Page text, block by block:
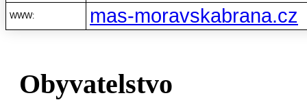
WWW: mas-moravskabrana.cz
Obyvatelstvo